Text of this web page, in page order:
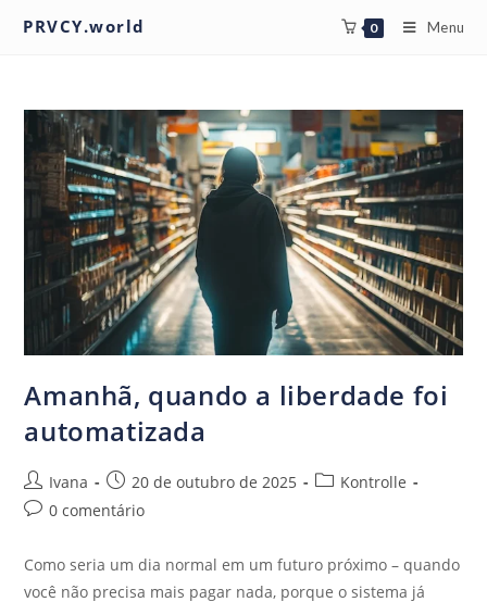
PRVCY.world 0 Menu
Amanhã, quando a liberdade foi
automatizada
Ivana 20 de outubro de 2025
Kontrolle
0 comentário
Como seria um dia normal em um futuro próximo – quando
você não precisa mais pagar nada, porque o sistema já